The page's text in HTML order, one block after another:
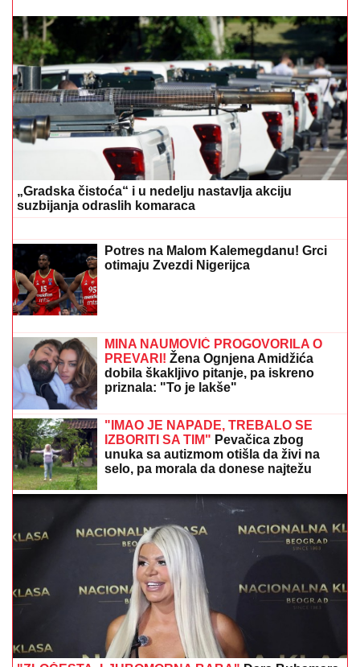
SPECIJALCI SA GAS MASKAMA ULETELI U KUĆU U
SMEDEREVUOvako su otkrili čak pola tona
marihuane u ilegalnoj laboratoriji: Uhapšeno 6 osoba
(FOTO, VIDEO)
OVO SIGURNO NISTE ZNALI:Ova
zemlja je najveći izvoznik piva
(VIDEO) ŠOK OBRT NAKON BURNOG
BOJANITerza video Barbaru! Dva
puta pričali, a onda ga pozvala:
"Upisaću se kao otac"
"ZOVU IH "BUVE" OVDE PO LJIGU"Komšije
progovorile o PORODICI Jovane Jeremić: "Brat joj je
otišao, jer se posvađao sa roditeljima"
MNOGE OD OVIH PESAMA
OBOŽAVATE
Ovo je 10 numera koje je
Dino Merlin "ukrao" od stranih
izvođača - ostaćete u čudu kad vidite
spisak
MNOGE OD OVIH PESAMA
OBOŽAVATE
Ovo je 10 numera koje je
Dino Merlin obradio od stranih
izvođača - ostaćete u čudu kad vidite
spisak